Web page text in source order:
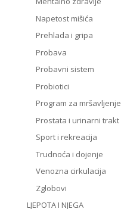
Napetost mišića
Prehlada i gripa
Probava
Probavni sistem
Probiotici
Program za mršavljenje
Prostata i urinarni trakt
Sport i rekreacija
Trudnoća i dojenje
Venozna cirkulacija
Zglobovi
LJEPOTA I NJEGA